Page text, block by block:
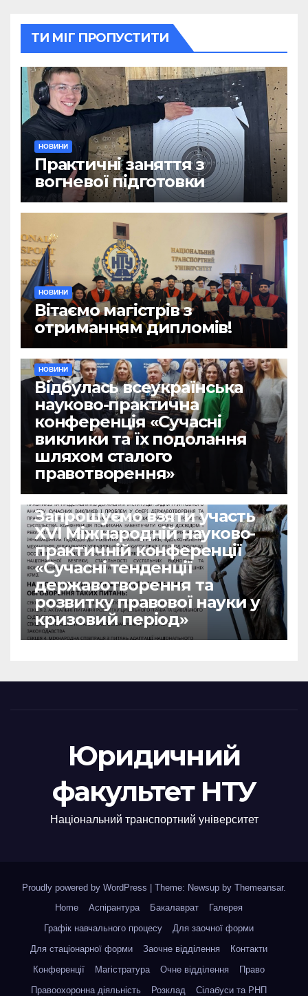
ТИ МІГ ПРОПУСТИТИ
НОВИНИ
Практичні заняття з
вогневої підготовки
НОВИНИ
Вітаємо магістрів з
отриманням дипломів!
НОВИНИ
Відбулась всеукраїнська
науково-практична
конференція «Сучасні
виклики та їх подолання
шляхом сталого
правотворення»
Запрошуємо взяти участь
ХVІ Міжнародній науково-
практичній конференції
«Сучасні тенденції
державотворення та
розвитку правової науки у
кризовий період»
Юридичний
факультет НТУ
Національний транспортний університет
Proudly powered by WordPress Theme: Newsup by Themeansar.
Home
Аспірантура Бакалаврат
Галерея
Графік навчального процесу
Для заочної форми
Для стаціонарної форми
Заочне відділення
Контакти
Конференції
Магістратура Очне відділення
Право
Правоохоронна діяльність
Розклад Сілабуси та РНП